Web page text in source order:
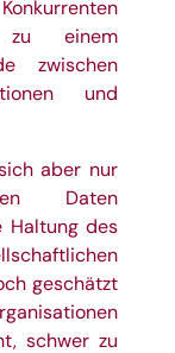
zu einem
zwischen
und
aber nur
Daten
Haltung des
geschätzt
schwer zu